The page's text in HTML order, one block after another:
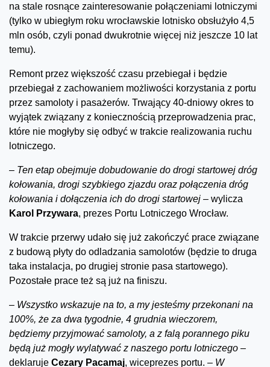
na stale rosnące zainteresowanie połączeniami lotniczymi
(tylko w ubiegłym roku wrocławskie lotnisko obsłużyło 4,5
mln osób, czyli ponad dwukrotnie więcej niż jeszcze 10 lat
temu).
Remont przez większość czasu przebiegał i będzie
przebiegał z zachowaniem możliwości korzystania z portu
przez samoloty i pasażerów. Trwający 40-dniowy okres to
wyjątek związany z koniecznością przeprowadzenia prac,
które nie mogłyby się odbyć w trakcie realizowania ruchu
lotniczego.
– Ten etap obejmuje dobudowanie do drogi startowej dróg
kołowania, drogi szybkiego zjazdu oraz połączenia dróg
kołowania i dołączenia ich do drogi startowej – wylicza
Karol Przywara, prezes Portu Lotniczego Wrocław.
W trakcie przerwy udało się już zakończyć prace związane
z budową płyty do odladzania samolotów (będzie to druga
taka instalacja, po drugiej stronie pasa startowego).
Pozostałe prace też są już na finiszu.
– Wszystko wskazuje na to, a my jesteśmy przekonani na
100%, że za dwa tygodnie, 4 grudnia wieczorem,
będziemy przyjmować samoloty, a z falą porannego piku
będą już mogły wylatywać z naszego portu lotniczego –
deklaruje Cezary Pacamaj, wiceprezes portu. – W